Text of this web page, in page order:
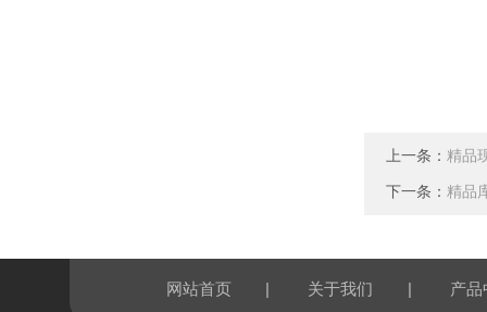
上一条： 精品
下一条： 精品
网站首页 | 关于我们 | 产品